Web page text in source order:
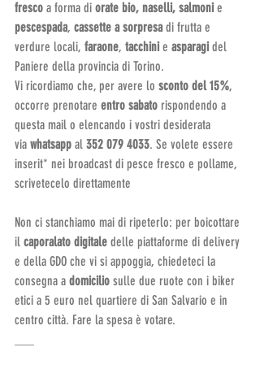
fresco a forma di orate bio, naselli, salmoni e
pescespada, cassette a sorpresa di frutta e
verdure locali, faraone, tacchini e asparagi del
Paniere della provincia di Torino.
Vi ricordiamo che, per avere lo sconto del 15%,
occorre prenotare entro sabato rispondendo a
questa mail o elencando i vostri desiderata
via whatsapp al 352 079 4033. Se volete essere
inserit* nei broadcast di pesce fresco e pollame,
scrivetecelo direttamente
Non ci stanchiamo mai di ripeterlo: per boicottare
il caporalato digitale delle piattaforme di delivery
e della GDO che vi si appoggia, chiedeteci la
consegna a domicilio sulle due ruote con i biker
etici a 5 euro nel quartiere di San Salvario e in
centro città. Fare la spesa è votare.